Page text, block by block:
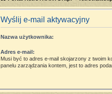
Wyślij e-mail aktywacyjny
Nazwa użytkownika:
Adres e-mail:
Musi być to adres e-mail skojarzony z twoim
panelu zarządzania kontem, jest to adres